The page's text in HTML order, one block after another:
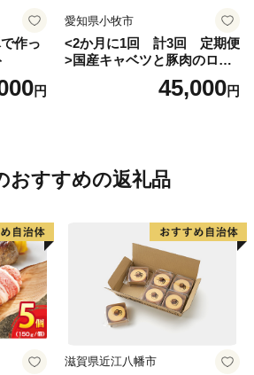
作っ
円
愛知県小牧市
<2か月に1回 計3回 定期便
>国産キャベツと豚肉のロー
ルキャベツ（6P入り）
45,000円
おすすめの返礼品
滋賀県近江八幡市